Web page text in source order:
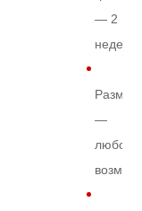
— 2
недели
Размер
—
любой